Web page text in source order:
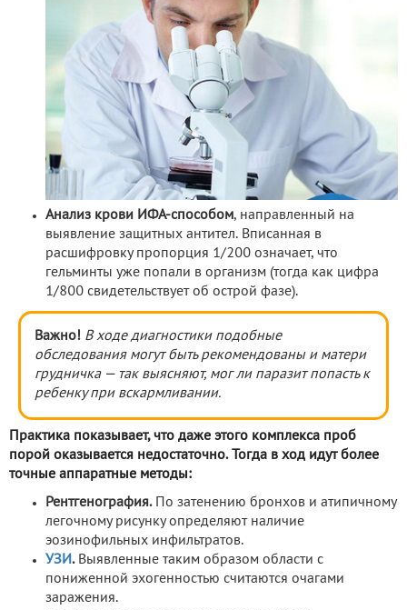
Анализ крови ИФА-способом, направленный на
выявление защитных антител. Вписанная в
расшифровку пропорция 1/200 означает, что
гельминты уже попали в организм (тогда как цифра
1/800 свидетельствует об острой фазе).
Важно! В ходе диагностики подобные
обследования могут быть рекомендованы и матери
грудничка — так выясняют, мог ли паразит попасть к
ребенку при вскармливании.
Практика показывает, что даже этого комплекса проб
порой оказывается недостаточно. Тогда в ход идут более
точные аппаратные методы:
Рентгенография.По затенению бронхов и атипичному
легочному рисунку определяют наличие
эозинофильных инфильтратов.
УЗИ.Выявленные таким образом области с
пониженной эхогенностью считаются очагами
заражения.